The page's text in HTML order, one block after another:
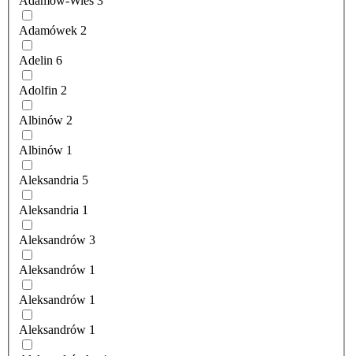
Adamówek 2
Adelin 6
Adolfin 2
Albinów 2
Albinów 1
Aleksandria 5
Aleksandria 1
Aleksandrów 3
Aleksandrów 1
Aleksandrów 1
Aleksandrów 1